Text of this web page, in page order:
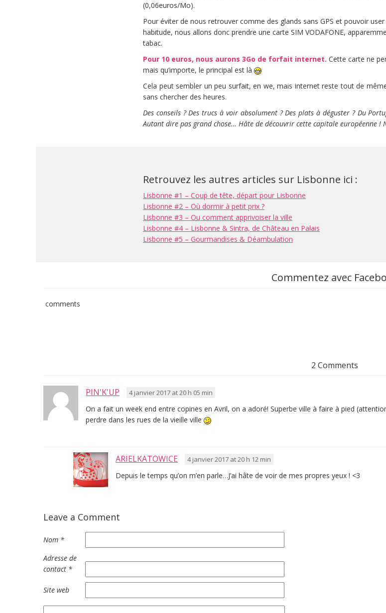
(0,06euros/Mo).
Pour éviter de nous retrouver comme des glands sans GPS et pouvoir
habitude, nous allons donc prendre une carte SIM VODAFONE,
tabac.
Pour 10 euros, nous aurons 3Go de forfait internet. Cette carte ne
mais qu’importe, le principal est là
Cela peut sembler un peu surfait, en we, mais internet reste tout de
sans chercher des heures.
Des conseils ? Des trucs à voir absolument ? Des plats à déguster ? Du
Autant dire pas grand chose… Hâte de découvrir cette capitale européenne !
Retrouvez les autres articles sur Lisbonne ici :
Lisbonne #1 – Coup de tête, départ pour Lisbonne
Lisbonne #2 – Où dormir à petit prix ?
Lisbonne #3 – Ou comment apprivoiser la ville
Lisbonne #4 – Lisbonne & Sintra, de Château en Palais
Lisbonne #5 – Gourmandises & Déambulation
Commentez avec
comments
2 Comments
PIN'K'UP 4 janvier 2017 at 20 h 05 min
On a fait un week end entre copines en Avril, on a adoré! Superbe ville à faire à pied
perdre dans les rues de la vieille ville
ARIELKATOWICE 4 janvier 2017 at 20 h 12 min
Depuis le temps qu’on m’en parle…J’ai hâte de voir de mes propres yeux ! <3
Leave a Comment
Nom *
Adresse de
contact *
Site web